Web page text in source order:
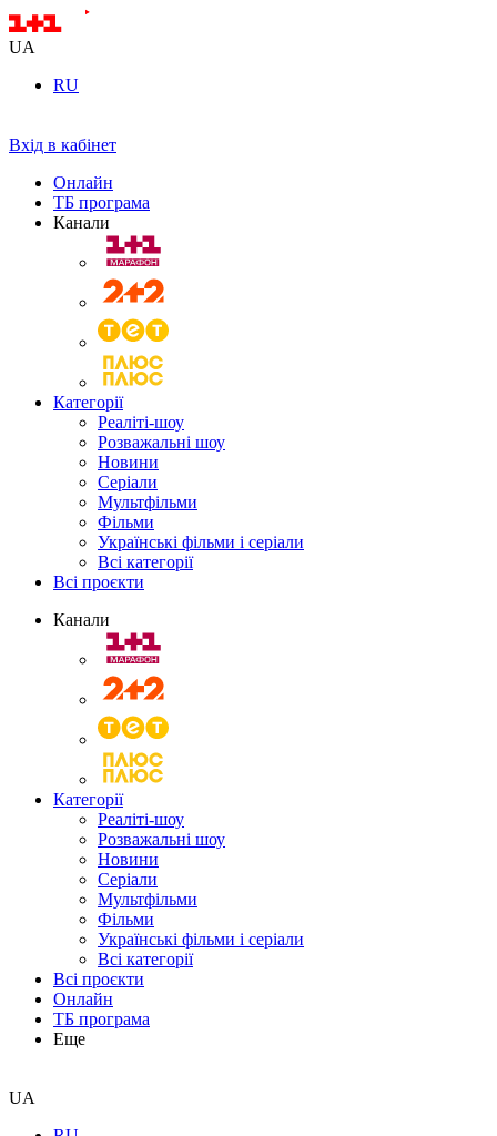
UA
RU
Вхід в кабінет
Онлайн
ТБ програма
Канали
Категорії
Реаліті-шоу
Розважальні шоу
Новини
Серіали
Мультфільми
Фільми
Українські фільми і серіали
Всі категорії
Всі проєкти
Канали
Категорії
Реаліті-шоу
Розважальні шоу
Новини
Серіали
Мультфільми
Фільми
Українські фільми і серіали
Всі категорії
Всі проєкти
Онлайн
ТБ програма
Еще
UA